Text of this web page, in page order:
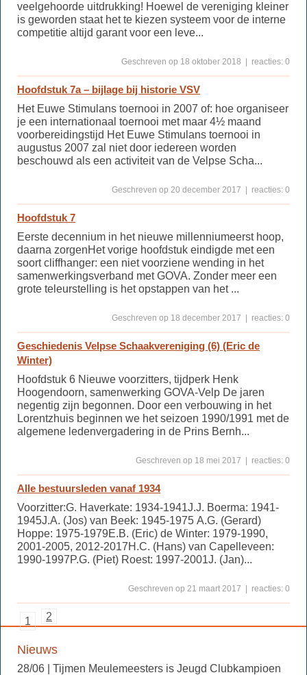
veelgehoorde uitdrukking! Hoewel de vereniging kleiner
is geworden staat het te kiezen systeem voor de interne
competitie altijd garant voor een leve...
Geschreven op 18 oktober 2018 | reacties: 0
Hoofdstuk 7a – bijlage bij historie VSV
Het Euwe Stimulans toernooi in 2007 of: hoe organiseer
je een internationaal toernooi met maar 4½ maand
voorbereidingstijd Het Euwe Stimulans toernooi in
augustus 2007 zal niet door iedereen worden
beschouwd als een activiteit van de Velpse Scha...
Geschreven op 20 december 2017 | reacties: 0
Hoofdstuk 7
Eerste decennium in het nieuwe millenniumeerst hoop,
daarna zorgenHet vorige hoofdstuk eindigde met een
soort cliffhanger: een niet voorziene wending in het
samenwerkingsverband met GOVA. Zonder meer een
grote teleurstelling is het opstappen van het ...
Geschreven op 18 december 2017 | reacties: 0
Geschiedenis Velpse Schaakvereniging (6) (Eric de
Winter)
Hoofdstuk 6 Nieuwe voorzitters, tijdperk Henk
Hoogendoorn, samenwerking GOVA-Velp De jaren
negentig zijn begonnen. Door een verbouwing in het
Lorentzhuis beginnen we het seizoen 1990/1991 met de
algemene ledenvergadering in de Prins Bernh...
Geschreven op 18 mei 2017 | reacties: 0
Alle bestuursleden vanaf 1934
Voorzitter:G. Haverkate: 1934-1941J.J. Boerma: 1941-
1945J.A. (Jos) van Beek: 1945-1975 A.G. (Gerard)
Hoppe: 1975-1979E.B. (Eric) de Winter: 1979-1990,
2001-2005, 2012-2017H.C. (Hans) van Capelleveen:
1990-1997P.G. (Piet) Roest: 1997-2001J. (Jan)...
Geschreven op 21 maart 2017 | reacties: 0
1 2
Nieuws
28/06 | Tijmen Meulemeesters is Jeugd Clubkampioen